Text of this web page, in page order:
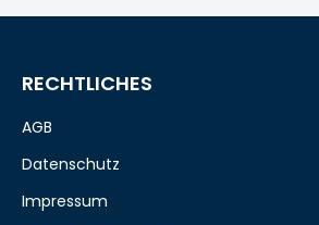
RECHTLICHES
AGB
Datenschutz
Impressum